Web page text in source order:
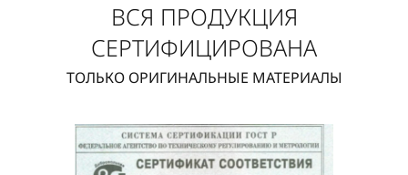
ВСЯ ПРОДУКЦИЯ
СЕРТИФИЦИРОВАНА
ТОЛЬКО ОРИГИНАЛЬНЫЕ МАТЕРИАЛЫ